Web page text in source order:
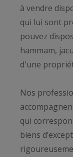
à vendre
qui lui sont
pouvez
hammam,
d'une
Nos
qui
biens